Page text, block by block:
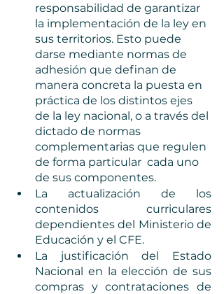
responsabilidad de garantizar
la implementación de la ley en
sus territorios. Esto puede
darse mediante normas de
adhesión que definan de
manera concreta la puesta en
práctica de los distintos ejes
de la ley nacional, o a través del
dictado de normas
complementarias que regulen
de forma particular  cada uno
de sus componentes.
La actualización de los
contenidos curriculares
dependientes del Ministerio de
Educación y el CFE.
La justificación del Estado
Nacional en la elección de sus
compras y contrataciones de